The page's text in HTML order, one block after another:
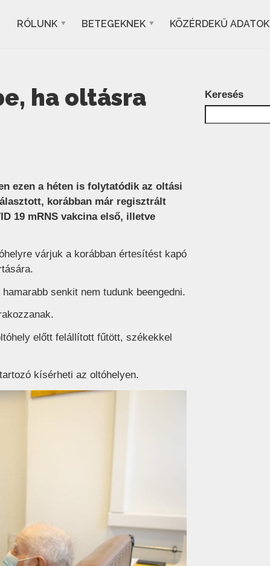
RÓLUNK BETEGEKNEK KÖZÉRDEKŰ ADATOK
ha oltásra
ezen a héten is folytatódik az oltási
korábban már regisztrált
19 mRNS vakcina első, illetve
várjuk a korábban értesítést kapó
senkit nem tudunk beengedni.
előtt felállított fűtött, székekkel
kísérheti az oltóhelyen.
Keresés